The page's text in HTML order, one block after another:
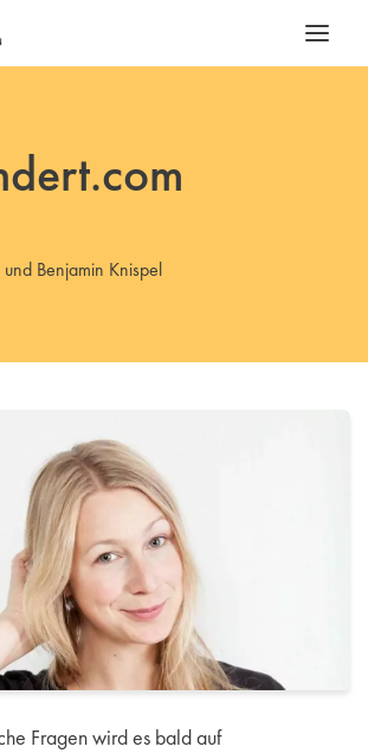
Benjamin Knispel
Fragen wird es bald auf